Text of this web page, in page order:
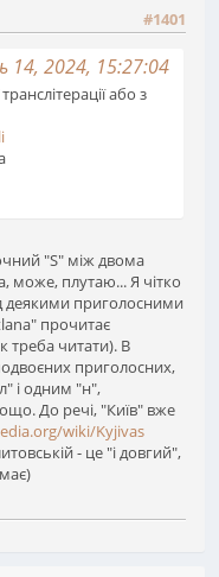
#1401
14, 2024, 15:27:04
або з
"S" між двома
може, плутаю... Я чітко
деякими приголосними
прочитає
треба читати). В
приголосних,
і одним "н",
До речі, "Київ" вже
wiki/Kyjivas
- це "і довгий",